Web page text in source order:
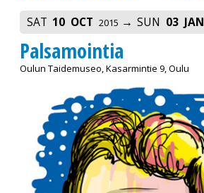
SAT 10 OCT 2015 SUN 03 JAN
Palsamointia
Oulun Taidemuseo, Kasarmintie 9, Oulu